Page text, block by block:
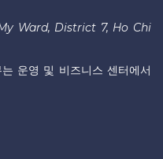
Ward, District 7, Ho Chi
운영 및 비즈니스 센터에서